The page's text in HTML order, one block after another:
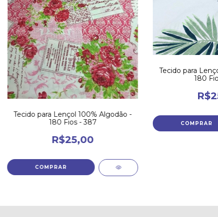
Tecido para Lençol 100% Algodão -
180 Fios - 387
R$25,00
Tecido para
180